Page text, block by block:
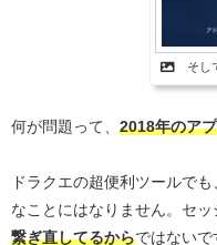
そし
何が問題って、 2018年のア
ドラクエの超便利ツールで
なことにはなりません。セ
繋ぎ直してるからではないで